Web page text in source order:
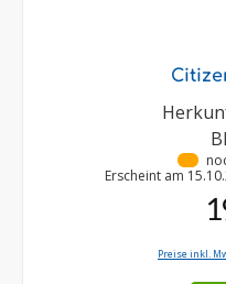
Erscheint am
Preise inkl.